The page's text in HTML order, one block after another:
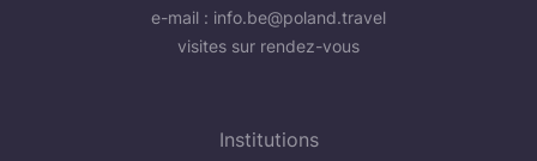
e-mail : info.be@poland.travel
visites sur rendez-vous
Institutions